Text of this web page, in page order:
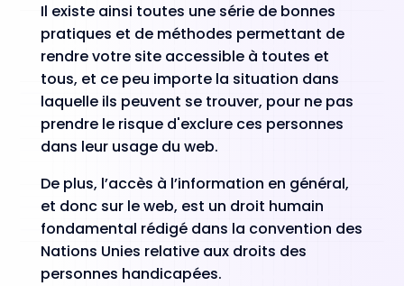
Il existe ainsi toutes une série de bonnes
pratiques et de méthodes permettant de
rendre votre site accessible à toutes et
tous, et ce peu importe la situation dans
laquelle ils peuvent se trouver, pour ne pas
prendre le risque d'exclure ces personnes
dans leur usage du web.
De plus, l’accès à l’information en général,
et donc sur le web, est un droit humain
fondamental rédigé dans la convention des
Nations Unies relative aux droits des
personnes handicapées.